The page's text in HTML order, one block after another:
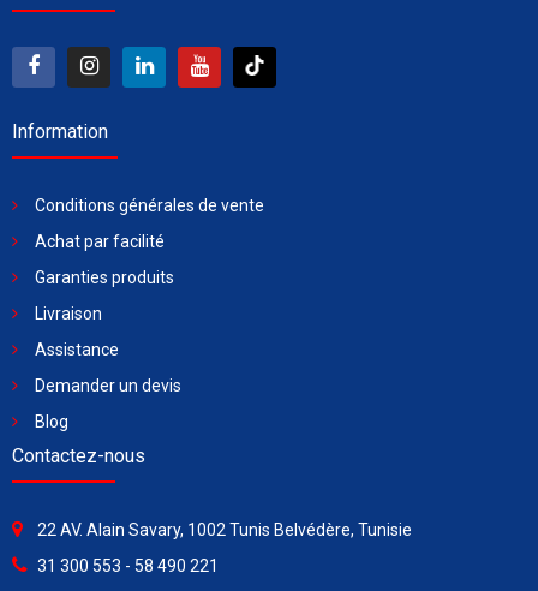
Information
Conditions générales de vente
Achat par facilité
Garanties produits
Livraison
Assistance
Demander un devis
Blog
Contactez-nous
22 AV. Alain Savary, 1002 Tunis Belvédère, Tunisie
31 300 553 - 58 490 221